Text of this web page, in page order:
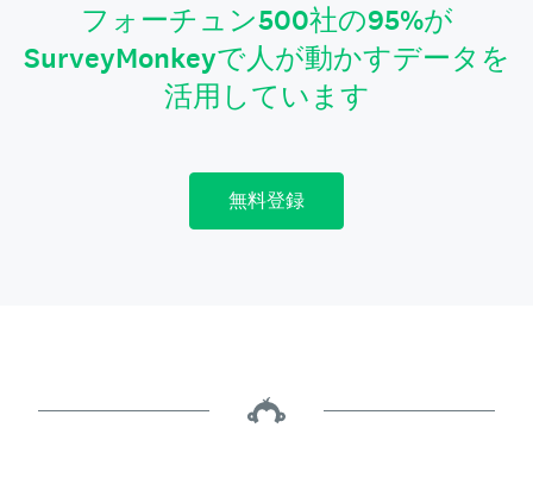
フォーチュン500社の95%が
SurveyMonkeyで人が動かすデータを
活用しています
無料登録